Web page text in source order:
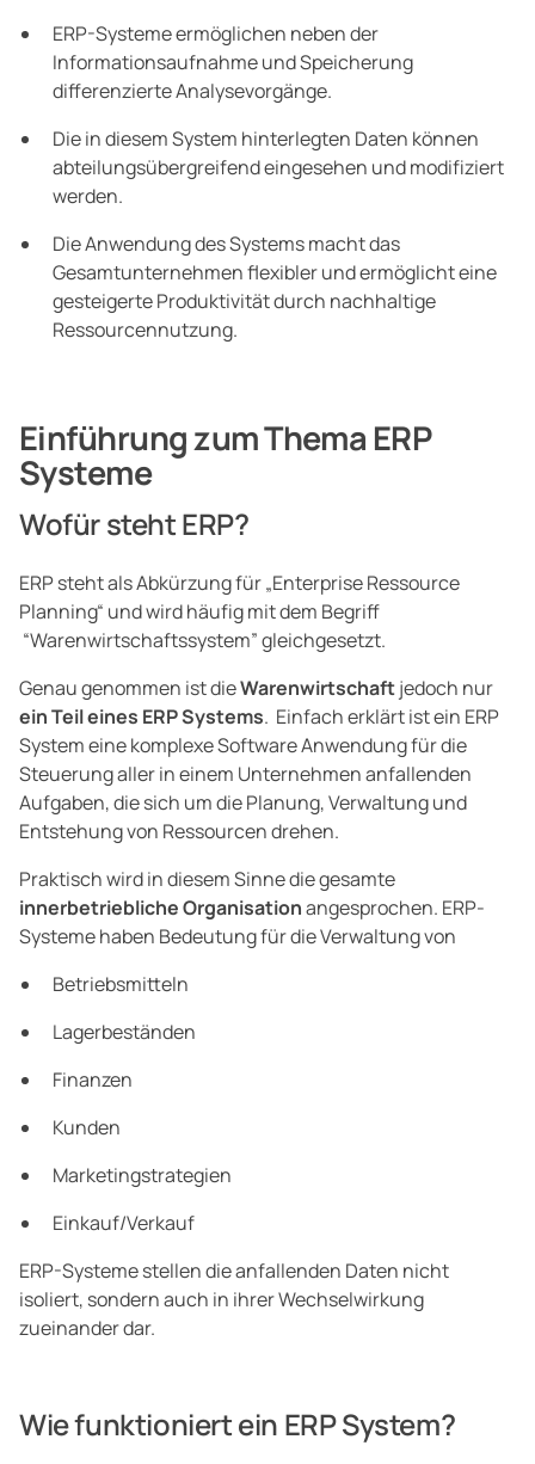
ERP-Systeme ermöglichen neben der
Informationsaufnahme und Speicherung
differenzierte Analysevorgänge.
Die in diesem System hinterlegten Daten können
abteilungsübergreifend eingesehen und modifiziert
werden.
Die Anwendung des Systems macht das
Gesamtunternehmen flexibler und ermöglicht eine
gesteigerte Produktivität durch nachhaltige
Ressourcennutzung.
Einführung zum Thema ERP
Systeme
Wofür steht ERP?
ERP steht als Abkürzung für „Enterprise Ressource
Planning“ und wird häufig mit dem Begriff
“Warenwirtschaftssystem” gleichgesetzt.
Genau genommen ist dieWarenwirtschaftjedoch nur
ein Teil eines ERP Systems. Einfach erklärt ist ein ERP
System eine komplexe Software Anwendung für die
Steuerung aller in einem Unternehmen anfallenden
Aufgaben, die sich um die Planung, Verwaltung und
Entstehung von Ressourcen drehen.
Praktisch wird in diesem Sinne die gesamte
innerbetriebliche Organisationangesprochen. ERP-
Systeme haben Bedeutung für die Verwaltung von
Betriebsmitteln
Lagerbeständen
Finanzen
Kunden
Marketingstrategien
Einkauf/Verkauf
ERP-Systeme stellen die anfallenden Daten nicht
isoliert, sondern auch in ihrer Wechselwirkung
zueinander dar.
Wie funktioniert ein ERP System?